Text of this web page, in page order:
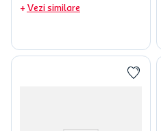
Vezi similare